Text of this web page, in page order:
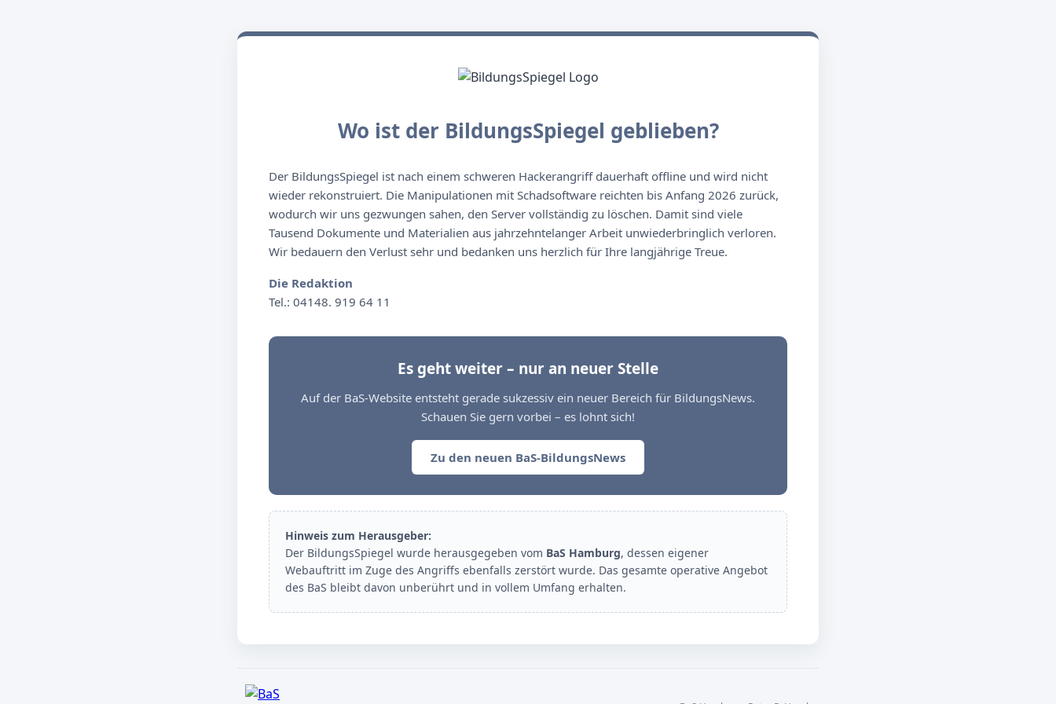
Wo ist der BildungsSpiegel geblieben?
Der BildungsSpiegel ist nach einem schweren Hackerangriff dauerhaft offline und wird nicht
wieder rekonstruiert. Die Manipulationen mit Schadsoftware reichten bis Anfang 2026 zurück,
wodurch wir uns gezwungen sahen, den Server vollständig zu löschen. Damit sind viele
Tausend Dokumente und Materialien aus jahrzehntelanger Arbeit unwiederbringlich verloren.
Wir bedauern den Verlust sehr und bedanken uns herzlich für Ihre langjährige Treue.
Die Redaktion
Tel.: 04148. 919 64 11
Es geht weiter – nur an neuer Stelle
Auf der BaS-Website entsteht gerade sukzessiv ein neuer Bereich für BildungsNews.
Schauen Sie gern vorbei – es lohnt sich!
Zu den neuen BaS-BildungsNews
Hinweis zum Herausgeber:
Der BildungsSpiegel wurde herausgegeben vom BaS Hamburg, dessen eigener
Webauftritt im Zuge des Angriffs ebenfalls zerstört wurde. Das gesamte operative Angebot
des BaS bleibt davon unberührt und in vollem Umfang erhalten.